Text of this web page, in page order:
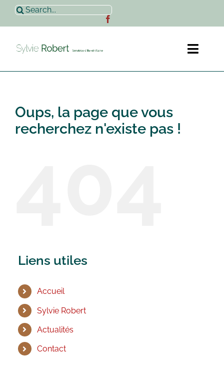
Passer
contenu
Rechercher:
Sylvie Robert
Oups, la page que vous
recherchez n'existe pas !
Liens utiles
Accueil
Sylvie Robert
Actualités
Contact